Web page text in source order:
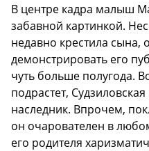
В центре кадра малыш
забавной картинкой.
недавно крестила сына,
демонстрировать его
чуть больше полугода.
подрастет,
наследник. Впрочем,
он очарователен в
его родителя